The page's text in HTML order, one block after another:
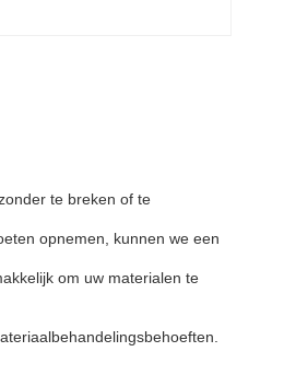
te breken of te
opnemen, kunnen we een
om uw materialen te